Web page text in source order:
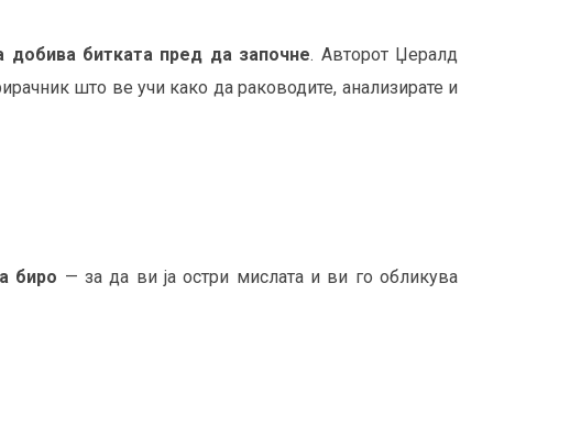
добива битката пред да започне. Авторот Џералд
што ве учи како да раководите, анализирате и
биро — за да ви ја остри мислата и ви го обликува